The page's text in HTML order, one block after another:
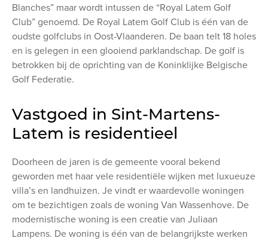
Blanches” maar wordt intussen de “Royal Latem Golf
Club” genoemd. De Royal Latem Golf Club is één van de
oudste golfclubs in Oost-Vlaanderen. De baan telt 18 holes
en is gelegen in een glooiend parklandschap. De golf is
betrokken bij de oprichting van de Koninklijke Belgische
Golf Federatie.
Vastgoed in Sint-Martens-
Latem is residentieel
Doorheen de jaren is de gemeente vooral bekend
geworden met haar vele residentiële wijken met luxueuze
villa’s en landhuizen. Je vindt er waardevolle woningen
om te bezichtigen zoals de woning Van Wassenhove. De
modernistische woning is een creatie van Juliaan
Lampens. De woning is één van de belangrijkste werken